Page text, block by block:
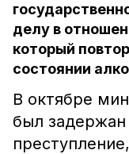
делу в
который
состоянии
В октябре
был задержан